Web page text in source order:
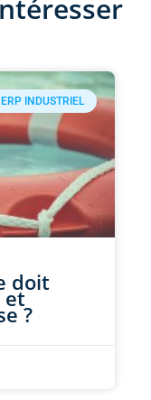
ERP INDUSTRIEL
doit
et
?